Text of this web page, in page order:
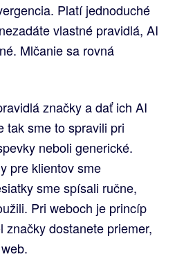
Platí jednoduché
vlastné pravidlá, AI
Mlčanie sa rovná
značky a dať ich AI
tak sme to spravili pri
neboli generické.
pre klientov sme
sme spísali ručne,
Pri weboch je princíp
značky dostanete priemer,